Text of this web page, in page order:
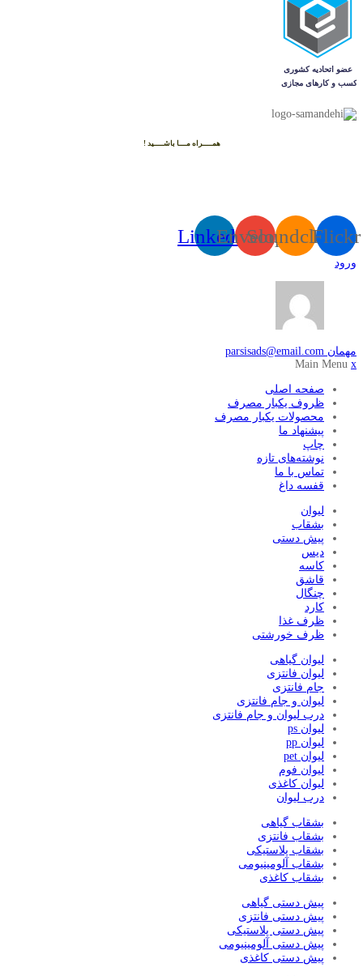
همــــراه مـــا باشــــید !
Flickr
Soundcloud
Envelope
Linkedin
ورود
مهمان parsisads@email.com
Main Menu x
صفحه اصلی
ظروف یکبار مصرف
محصولات یکبار مصرف
پیشنهاد ما
چاپ
نوشته‌های تازه
تماس با ما
قفسه داغ
لیوان
بشقاب
پیش دستی
دیس
کاسه
قاشق
چنگال
کارد
ظرف غذا
ظرف خورشتی
لیوان گیاهی
لیوان فانتزی
جام فانتزی
لیوان و جام فانتزی
درب لیوان و جام فانتزی
لیوان ps
لیوان pp
لیوان pet
لیوان فوم
لیوان کاغذی
درب لیوان
بشقاب گیاهی
بشقاب فانتزی
بشقاب پلاستیکی
بشقاب آلومینیومی
بشقاب کاغذی
پیش دستی گیاهی
پیش دستی فانتزی
پیش دستی پلاستیکی
پیش دستی آلومینیومی
پیش دستی کاغذی